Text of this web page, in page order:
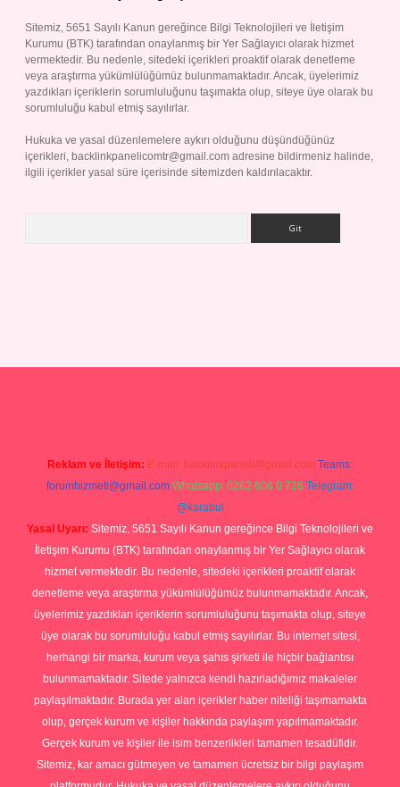
Sitemiz, 5651 Sayılı Kanun gereğince Bilgi Teknolojileri ve İletişim
Kurumu (BTK) tarafından onaylanmış bir Yer Sağlayıcı olarak hizmet
vermektedir. Bu nedenle, sitedeki içerikleri proaktif olarak denetleme
veya araştırma yükümlülüğümüz bulunmamaktadır. Ancak, üyelerimiz
yazdıkları içeriklerin sorumluluğunu taşımakta olup, siteye üye olarak bu
sorumluluğu kabul etmiş sayılırlar.
Hukuka ve yasal düzenlemelere aykırı olduğunu düşündüğünüz
içerikleri, backlinkpanelicomtr@gmail.com adresine bildirmeniz halinde,
ilgili içerikler yasal süre içerisinde sitemizden kaldırılacaktır.
Reklam ve İletişim: E-mail: backlinkpaneli@gmail.com Teams:
forumhizmeti@gmail.com Whatsapp: 0262 606 0 726 Telegram:
@karabul
Yasal Uyarı: Sitemiz, 5651 Sayılı Kanun gereğince Bilgi Teknolojileri ve
İletişim Kurumu (BTK) tarafından onaylanmış bir Yer Sağlayıcı olarak
hizmet vermektedir. Bu nedenle, sitedeki içerikleri proaktif olarak
denetleme veya araştırma yükümlülüğümüz bulunmamaktadır. Ancak,
üyelerimiz yazdıkları içeriklerin sorumluluğunu taşımakta olup, siteye
üye olarak bu sorumluluğu kabul etmiş sayılırlar. Bu internet sitesi,
herhangi bir marka, kurum veya şahıs şirketi ile hiçbir bağlantısı
bulunmamaktadır. Sitede yalnızca kendi hazırladığımız makaleler
paylaşılmaktadır. Burada yer alan içerikler haber niteliği taşımamakta
olup, gerçek kurum ve kişiler hakkında paylaşım yapılmamaktadır.
Gerçek kurum ve kişiler ile isim benzerlikleri tamamen tesadüfidir.
Sitemiz, kar amacı gütmeyen ve tamamen ücretsiz bir bilgi paylaşım